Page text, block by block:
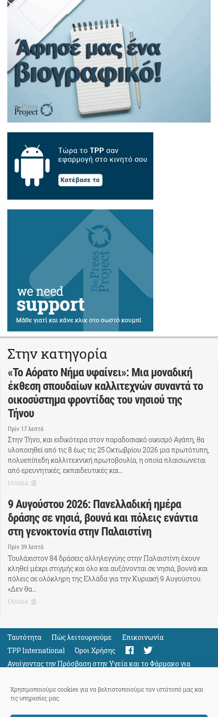
Χρησιμοποιούμε cookies για να βελτιστοποιούμε τον ιστότοπό μας και
τις υπηρεσίες μας.
Στην κατηγορία
«Το Αόρατο Νήμα υφαίνει»: Μια μοναδική
έκθεση σπουδαίων καλλιτεχνών συναντά το
οικοσύστημα φροντίδας του νησιού της
Τήνου
Πρίν 17 λεπτά
Στην Τήνο, και ειδικότερα στον παραδοσιακό οικισμό Αγάπη, θα
υλοποιηθεί από τις 8 έως τις 25 Οκτωβρίου 2026 μια πρωτότυπη,
πολυεπίπεδη καλλιτεχνική πρωτοβουλία, η οποία πλαισιώνεται
από ερευνητικές, εκπαιδευτικές και…
ΕΛΛΑΔΑ
9 Αυγούστου 2026: Πανελλαδική ημέρα
δράσης σε νησιά, βουνά και πόλεις ενάντια
στη γενοκτονία στην Παλαιστίνη
Πρίν 39 λεπτά
Τουλάχιστον 84 δράσεις αλληλεγγύης στην Παλαιστίνη έχουν
κληθεί μέχρι στιγμής και όλο και αυξάνονται σε νησιά, βουνά και
πόλεις σε ολόκληρη της Ελλάδα για την Κυριακή 9 Αυγούστου.
«Δεν θα…
ΕΛΛΑΔΑ
Ταυτότητα Πώς λειτουργούμε
Eπικοινωνία
TPP International
Όροι Χρήσης
Ανοίγοντας την Πρόσβαση στην Υγεία και το Φάρμακο για
Όλους
Support